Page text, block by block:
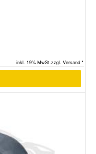
inkl. 19% MwSt.zzgl. Versand *